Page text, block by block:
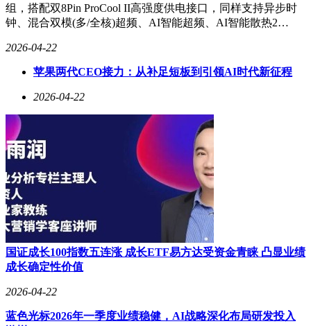
组，搭配双8Pin ProCool II高强度供电接口，同样支持异步时
钟、混合双模(多/全核)超频、AI智能超频、AI智能散热2…
2026-04-22
苹果两代CEO接力：从补足短板到引领AI时代新征程
2026-04-22
国证成长100指数五连涨 成长ETF易方达受资金青睐 凸显业绩
成长确定性价值
2026-04-22
蓝色光标2026年一季度业绩稳健，AI战略深化布局研发投入